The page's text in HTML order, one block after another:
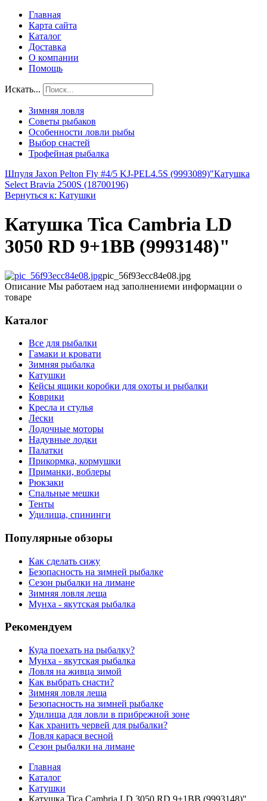
Главная
Карта сайта
Каталог
Доставка
О компании
Помощь
Искать...
Зимняя ловля
Советы рыбаков
Особенности ловли рыбы
Выбор снастей
Трофейная рыбалка
Шпуля Jaxon Pelton Fly #4/5 KJ-PEL4.5S (9993089)"Катушка
Select Bravia 2500S (18700196)
Вернуться к: Катушки
Катушка Tica Cambria LD
3050 RD 9+1BB (9993148)"
pic_56f93ecc84e08.jpg
Описание Мы работаем над заполнениеми информации о
товаре
Каталог
Все для рыбалки
Гамаки и кровати
Зимняя рыбалка
Катушки
Кейсы ящики коробки для охоты и рыбалки
Коврики
Кресла и стулья
Лески
Лодочные моторы
Надувные лодки
Палатки
Прикормка, кормушки
Приманки, воблеры
Рюкзаки
Спальные мешки
Тенты
Удилища, спининги
Популярные обзоры
Как сделать сижу
Безопасность на зимней рыбалке
Сезон рыбалки на лимане
Зимняя ловля леща
Мунха - якутская рыбалка
Рекомендуем
Куда поехать на рыбалку?
Мунха - якутская рыбалка
Ловля на живца зимой
Как выбрать снасти?
Зимняя ловля леща
Безопасность на зимней рыбалке
Удилища для ловли в прибрежной зоне
Как хранить червей для рыбалки?
Ловля карася весной
Сезон рыбалки на лимане
Главная
Каталог
Катушки